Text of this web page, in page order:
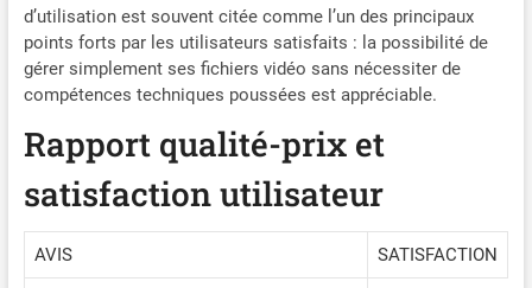
nous pour l’obtenir et
télécharger le lecteur
nécessaire) Vision Nocturne
2K Ultra HD : La dashcam
Avylet, équipée d’une puce
haute performance et d’un
capteur haut de gamme,
offre une vision nocturne
2K ultra haute définition.
Elle dispose d’une grande
ouverture F1.6 (réduction
d’utilisation est souvent citée comme l’un des principaux
points forts par les utilisateurs satisfaits : la possibilité de
gérer simplement ses fichiers vidéo sans nécessiter de
compétences techniques poussées est appréciable.
Rapport qualité-prix et
satisfaction utilisateur
AVIS SATISFACTION